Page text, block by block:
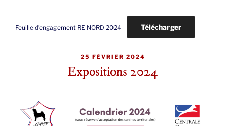
Feuille d’engagement RE NORD 2024 Télécharger
PUBLIÉ
25 FÉVRIER 2024
Expositions 2024